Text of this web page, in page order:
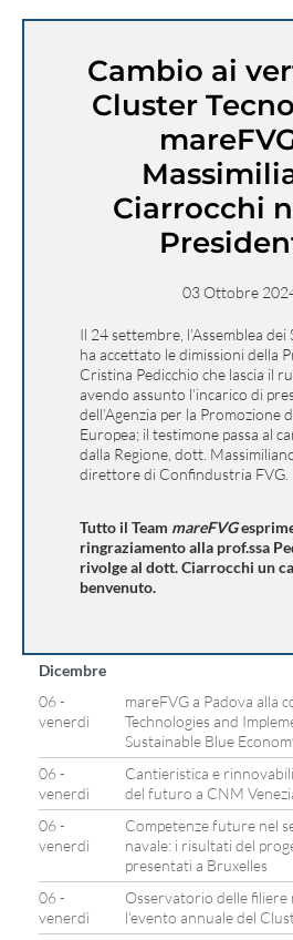
Cambio ai
Cluster
Ciarrocchi
03 Ottobre
Il 24 settembre, l’Assemblea dei
ha accettato le dimissioni della
Cristina Pedicchio che lascia il
avendo assunto l’incarico di
dell’Agenzia per la Promozione
Europea; il testimone passa al
dalla Regione, dott.
direttore di Confindustria FVG.
Tutto il Team mareFVG
ringraziamento alla prof.ssa
rivolge al dott. Ciarrocchi un
benvenuto.
Dicembre
06 -
venerdì
mareFVG a Padova alla
Technologies and
Sustainable Blue
06 -
venerdì
Cantieristica e
del futuro a CNM
06 -
venerdì
Competenze future nel
navale: i risultati del
presentati a Bruxelles
06 -
venerdì
Osservatorio delle
l’evento annuale del